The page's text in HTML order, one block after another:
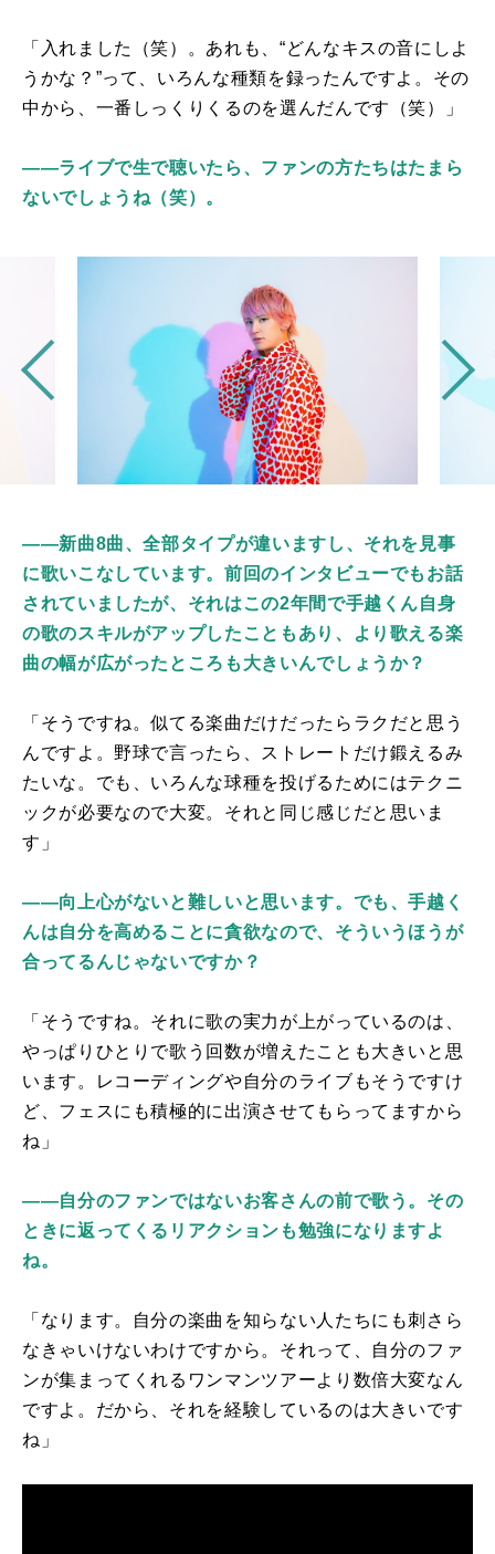
「入れました（笑）。あれも、“どんなキスの音にしよ
うかな？”って、いろんな種類を録ったんですよ。その
中から、一番しっくりくるのを選んだんです（笑）」
――ライブで生で聴いたら、ファンの方たちはたまら
ないでしょうね（笑）。
――新曲8曲、全部タイプが違いますし、それを見事
に歌いこなしています。前回のインタビューでもお話
されていましたが、それはこの2年間で手越くん自身
の歌のスキルがアップしたこともあり、より歌える楽
曲の幅が広がったところも大きいんでしょうか？
「そうですね。似てる楽曲だけだったらラクだと思う
んですよ。野球で言ったら、ストレートだけ鍛えるみ
たいな。でも、いろんな球種を投げるためにはテクニ
ックが必要なので大変。それと同じ感じだと思いま
す」
――向上心がないと難しいと思います。でも、手越く
んは自分を高めることに貪欲なので、そういうほうが
合ってるんじゃないですか？
「そうですね。それに歌の実力が上がっているのは、
やっぱりひとりで歌う回数が増えたことも大きいと思
います。レコーディングや自分のライブもそうですけ
ど、フェスにも積極的に出演させてもらってますから
ね」
――自分のファンではないお客さんの前で歌う。その
ときに返ってくるリアクションも勉強になりますよ
ね。
「なります。自分の楽曲を知らない人たちにも刺さら
なきゃいけないわけですから。それって、自分のファ
ンが集まってくれるワンマンツアーより数倍大変なん
ですよ。だから、それを経験しているのは大きいです
ね」